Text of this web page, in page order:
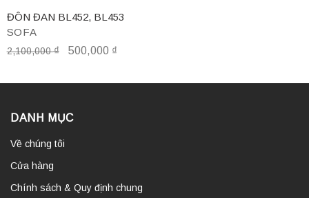
SOFA
ĐÔN ĐAN BL452, BL453
2,100,000₫ 500,000 ₫
DANH MỤC
Về chúng tôi
Cửa hàng
Chính sách & Quy định chung